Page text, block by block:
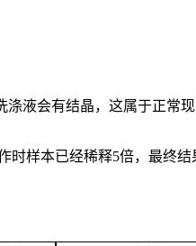
液会有结晶，这属于正常
时样本已经稀释5倍，最终